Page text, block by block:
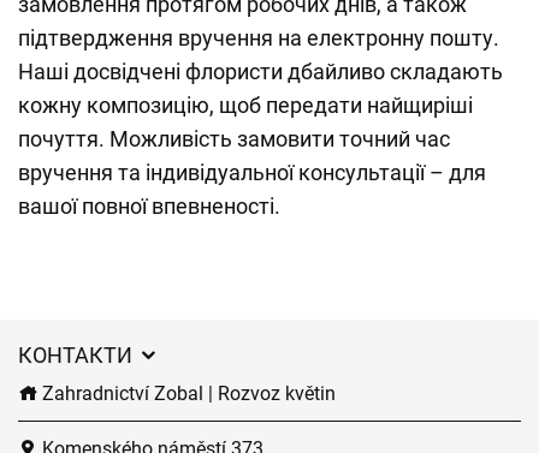
підтвердження вручення на електронну пошту.
Наші досвідчені флористи дбайливо складають
кожну композицію, щоб передати найщиріші
почуття. Можливість замовити точний час
вручення та індивідуальної консультації – для
вашої повної впевненості.
КОНТАКТИ
Zahradnictví Zobal | Rozvoz květin